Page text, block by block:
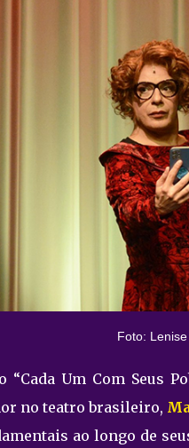
Foto:
“Cada Um Com Seus
no teatro brasileiro,
ao longo de